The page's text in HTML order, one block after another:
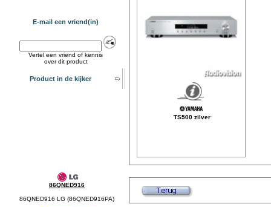
E-mail een vriend(in)
Vertel een vriend of kennis
over dit product
Product in de kijker
86QNED916
86QNED916 LG (86QNED916PA)
TS500 zilver